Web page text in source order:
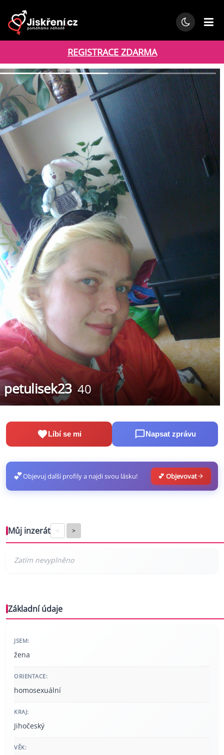
REGISTRACE ZDARMA
petulisek23 40
Líbí se mi Napsat zprávu
💕Objevuj další profily a najdi svou lásku! 💕 Objevovat
Můj inzerát < >
Základní údaje
JSEM:
žena
ORIENTACE:
homosexuální
KRAJ:
Jihočeský
VĚK: